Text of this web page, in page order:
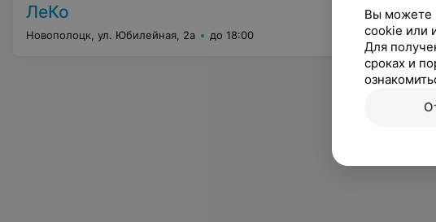
ЛеКо
Новополоцк, ул. Юбилейная, 2а до 18:00
Вы можете
cookie или
Для
сроках и